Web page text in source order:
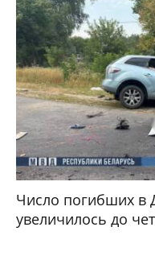
Число погибших в
увеличилось до